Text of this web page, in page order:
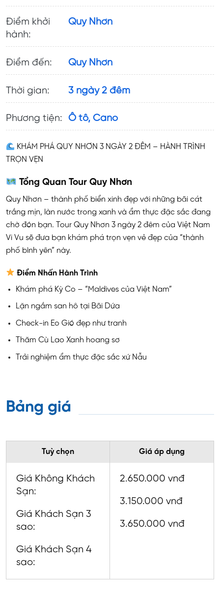
Điểm khởi
hành:
Quy Nhơn
Điểm đến: Quy Nhơn
Thời gian: 3 ngày 2 đêm
Phương tiện: Ô tô, Cano
KHÁM PHÁ QUY NHƠN 3 NGÀY 2 ĐÊM – HÀNH TRÌNH
TRỌN VẸN
Tổng Quan Tour Quy Nhơn
Quy Nhơn – thành phố biển xinh đẹp với những bãi cát
trắng mịn, làn nước trong xanh và ẩm thực đặc sắc đang
chờ đón bạn. Tour Quy Nhơn 3 ngày 2 đêm của Việt Nam
Vi Vu sẽ đưa bạn khám phá trọn vẹn vẻ đẹp của “thành
phố bình yên” này.
Điểm Nhấn Hành Trình
Khám phá Kỳ Co – “Maldives của Việt Nam”
Lặn ngắm san hô tại Bãi Dứa
Check-in Eo Gió đẹp như tranh
Thăm Cù Lao Xanh hoang sơ
Trải nghiệm ẩm thực đặc sắc xứ Nẫu
Bảng giá
Tuỳ chọn
Giá Không Khách
Sạn:
Giá Khách Sạn 3
sao:
Giá Khách Sạn 4
sao:
Giá áp dụng
2.650.000 vnđ
3.150.000 vnđ
3.650.000 vnđ